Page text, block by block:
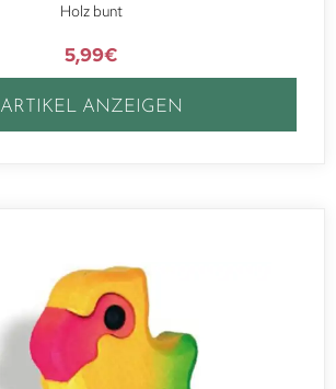
Holz bunt
5,99€
ARTIKEL ANZEIGEN